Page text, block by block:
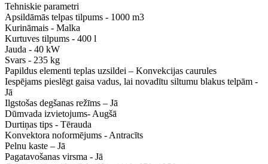
Tehniskie parametri
Apsildāmās telpas tilpums - 1000 m3
Kurināmais - Malka
Kurtuves tilpums - 400 l
Jauda - 40 kW
Svars - 235 kg
Papildus elementi teplas uzsildei – Konvekcijas caurules
Iespējams pieslēgt gaisa vadus, lai novadītu siltumu blakus telpām -
Jā
Ilgstošas degšanas režīms – Jā
Dūmvada izvietojums- Augšā
Durtiņas tips - Tērauda
Konvektora noformējums - Antracīts
Pelnu kaste – Jā
Pagatavošanas virsma - Jā